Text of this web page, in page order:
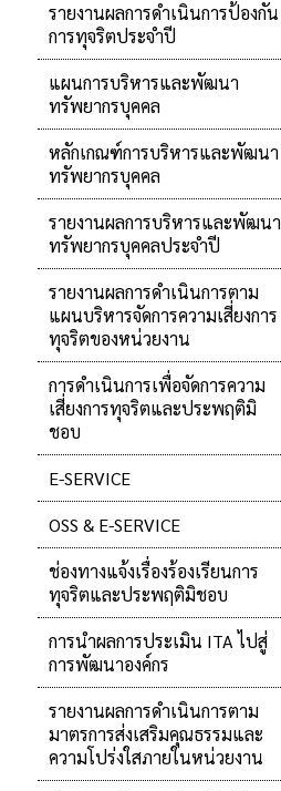
รายงานผลการดำเนินการป้องกัน
การทุจริตประจำปี
แผนการบริหารและพัฒนา
ทรัพยากรบุคคล
หลักเกณฑ์การบริหารและพัฒนา
ทรัพยากรบุคคล
รายงานผลการบริหารและพัฒนา
ทรัพยากรบุคคลประจำปี
รายงานผลการดำเนินการตาม
แผนบริหารจัดการความเสี่ยงการ
ทุจริตของหน่วยงาน
การดำเนินการเพื่อจัดการความ
เสี่ยงการทุจริตและประพฤติมิ
ชอบ
E-SERVICE
OSS & E-SERVICE
ช่องทางแจ้งเรื่องร้องเรียนการ
ทุจริตและประพฤติมิชอบ
การนำผลการประเมิน ITA ไปสู่
การพัฒนาองค์กร
รายงานผลการดำเนินการตาม
มาตรการส่งเสริมคุณธรรมและ
ความโปร่งใสภายในหน่วยงาน